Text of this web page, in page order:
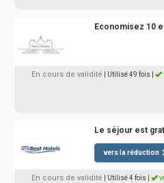
Economisez 10
En cours de validité | Utilisé 49 fois
Le séjour est
vers la réduction
En cours de validité | Utilisé 4 fois